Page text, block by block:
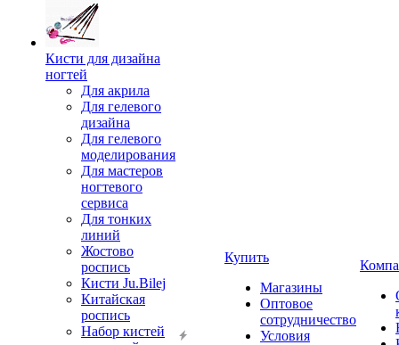
Кисти для дизайна
ногтей
Для акрила
Для гелевого
дизайна
Для гелевого
моделирования
Для мастеров
ногтевого
сервиса
Для тонких
линий
Жостово
роспись
Кисти Ju.Bilej
Китайская
роспись
Набор кистей
Купить
Магазины
Оптовое
сотрудничество
Условия